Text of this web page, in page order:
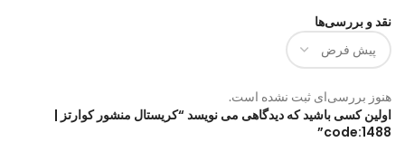
نقد و بررسی‌ها
هنوز بررسی‌ای ثبت نشده است.
اولین کسی باشید که دیدگاهی می نویسد “کریستال منشور کوارتز |
code:1488”